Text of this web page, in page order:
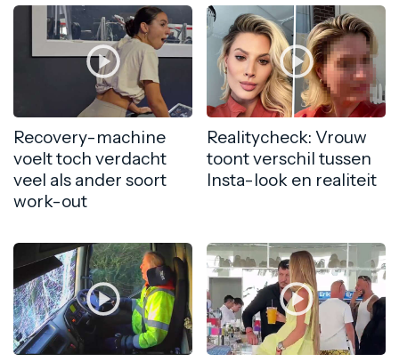
Recovery-machine
voelt toch verdacht
veel als ander soort
work-out
Realitycheck: Vrouw
toont verschil tussen
Insta-look en realiteit